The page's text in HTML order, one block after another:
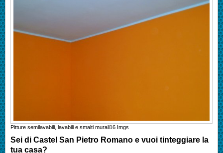
Pitture semilavabili, lavabili e smalti murali16 Imgs
Sei di Castel San Pietro Romano e vuoi tinteggiare la
tua casa?